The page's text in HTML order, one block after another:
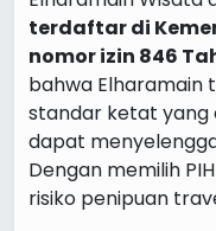
terdaftar di
nomor izin 846
bahwa Elharamain
standar ketat
dapat
Dengan memilih
risiko penipuan